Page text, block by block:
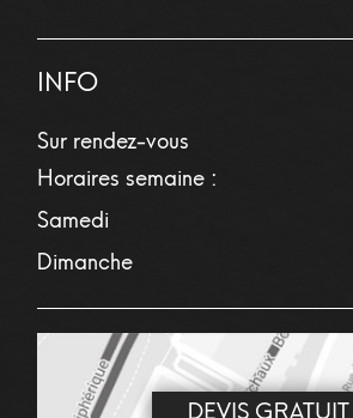
INFO
Sur rendez-vous
Horaires semaine :
Samedi
Dimanche
DEVIS GRATUIT